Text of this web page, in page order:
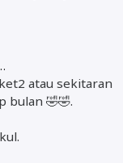
atau sekitaran
bulan 🤣🤣.